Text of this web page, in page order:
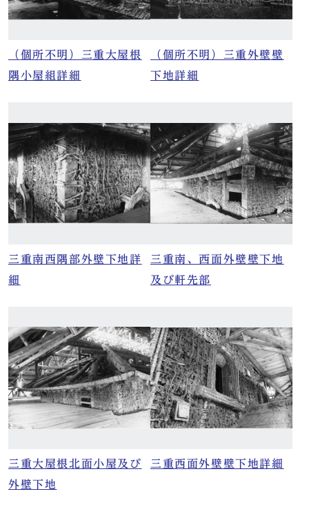
（個所不明）三重大屋根
隅小屋組詳細
（個所不明）三重外壁壁
下地詳細
三重南西隅部外壁下地詳
細
三重南、西面外壁壁下地
及び軒先部
三重大屋根北面小屋及び
外壁下地
三重西面外壁壁下地詳細